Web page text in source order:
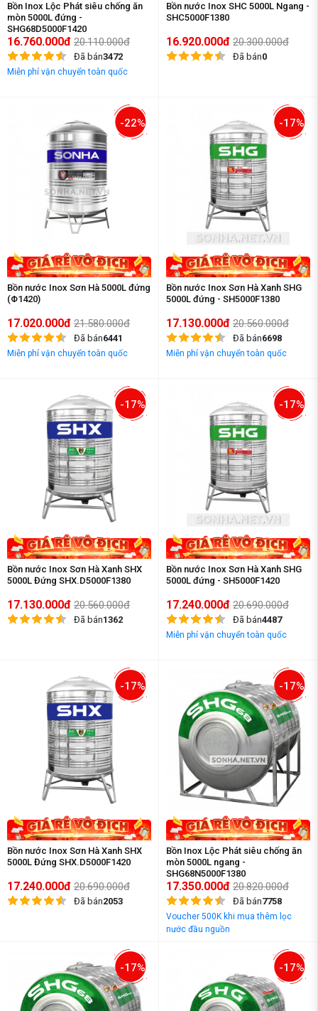
Bồn Inox Lộc Phát siêu chống ăn
mòn 5000L đứng -
SHG68D5000F1420
16.760.000đ 20.110.000đ
Đã bán3472
Miễn phí vận chuyển toàn quốc
Bồn nước Inox SHC 5000L Ngang -
SHC5000F1380
16.920.000đ 20.300.000đ
Đã bán0
-22%
Bồn nước Inox Sơn Hà 5000L đứng
(Φ1420)
17.020.000đ 21.580.000đ
Đã bán6441
Miễn phí vận chuyển toàn quốc
-17%
Bồn nước Inox Sơn Hà Xanh SHG
5000L đứng - SH5000F1380
17.130.000đ 20.560.000đ
Đã bán6698
Miễn phí vận chuyển toàn quốc
-17%
Bồn nước Inox Sơn Hà Xanh SHX
5000L Đứng SHX.D5000F1380
17.130.000đ 20.560.000đ
Đã bán1362
-17%
Bồn nước Inox Sơn Hà Xanh SHG
5000L đứng - SH5000F1420
17.240.000đ 20.690.000đ
Đã bán4487
Miễn phí vận chuyển toàn quốc
-17%
Bồn nước Inox Sơn Hà Xanh SHX
5000L Đứng SHX.D5000F1420
17.240.000đ 20.690.000đ
Đã bán2053
-17%
Bồn Inox Lộc Phát siêu chống ăn
mòn 5000L ngang -
SHG68N5000F1380
17.350.000đ 20.820.000đ
Đã bán7758
Voucher 500K khi mua thêm lọc
nước đầu nguồn
-17% -17%